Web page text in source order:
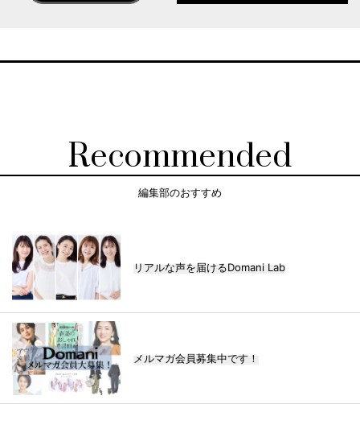
Recommended
編集部のおすすめ
リアルな声を届けるDomani Lab
メルマガ会員募集中です！